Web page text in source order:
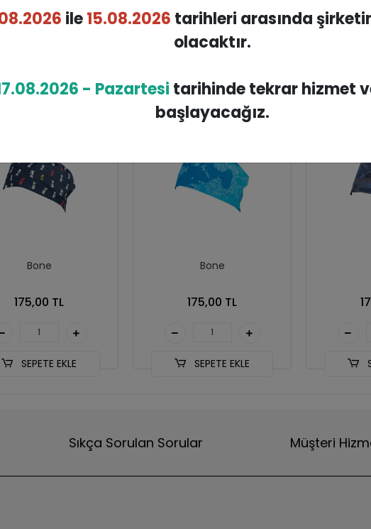
Bone
175,00 TL
SEPETE EKLE
Bone
175,00 TL
SEPETE EKLE
Sıkça Sorulan Sorular Müşteri
ile15.08.2026 tarihleri arasında
olacaktır.
- Pazartesi tarihinde tekrar hizmet
başlayacağız.